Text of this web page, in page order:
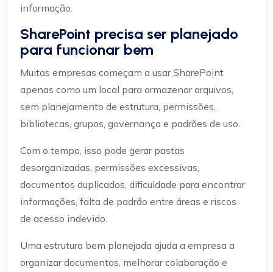
informação.
SharePoint precisa ser planejado
para funcionar bem
Muitas empresas começam a usar SharePoint
apenas como um local para armazenar arquivos,
sem planejamento de estrutura, permissões,
bibliotecas, grupos, governança e padrões de uso.
Com o tempo, isso pode gerar pastas
desorganizadas, permissões excessivas,
documentos duplicados, dificuldade para encontrar
informações, falta de padrão entre áreas e riscos
de acesso indevido.
Uma estrutura bem planejada ajuda a empresa a
organizar documentos, melhorar colaboração e